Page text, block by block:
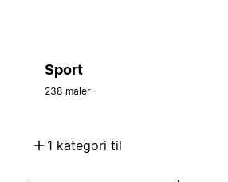
Sport
238 maler
1 kategori til